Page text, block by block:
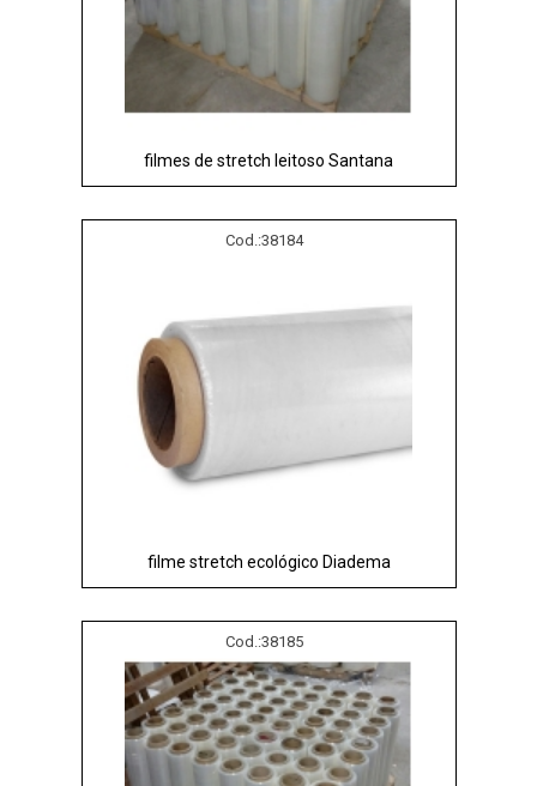
filmes de stretch leitoso Santana
Cod.:38184
filme stretch ecológico Diadema
Cod.:38185